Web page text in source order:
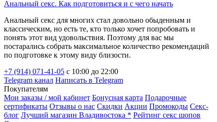
Анальный секс. Как подготовиться и с чего начать
Анальный секс для многих стал довольно обыденным и
классическим, но есть те, кто только хочет попробовать и
понять этот вид удовольствия. Поэтому для вас мы
постарались собрать максимальное количество рекомендаций
по подготовке к этому виду близости.
+7 (914) 071-41-05 c 10:00 до 22:00
Telegram канал Написать в Telegram
Покупателям
Мои заказы / мой кабинет Бонусная карта Подарочные
сертификаты Отзывы о нас Скидки Акции Промокоды Секс-
блог Лучший магазин Владивостока * Рейтинг секс шопов